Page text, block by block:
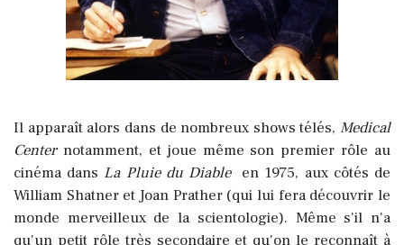
Il apparaît alors dans de nombreux shows télés, Medical
Centernotamment, et joue même son premier rôle au
cinéma dans La Pluie du Diableen 1975, aux côtés de
William Shatner et Joan Prather (qui lui fera découvrir le
monde merveilleux de la scientologie). Même s'il n'a
qu'un petit rôle très secondaire et qu'on le reconnaît à